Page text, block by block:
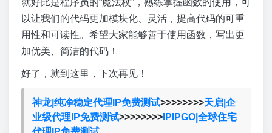
就好比是程序员的“魔法杖”，熟练掌握函数的使用，可
以让我们的代码更加模块化、灵活，提高代码的可重
用性和可读性。希望大家能够善于使用函数，写出更
加优美、简洁的代码！
好了，就到这里，下次再见！
神龙|纯净稳定代理IP免费测试>>>>>>>>天启|企
业级代理IP免费测试>>>>>>>>IPIPGO|全球住宅